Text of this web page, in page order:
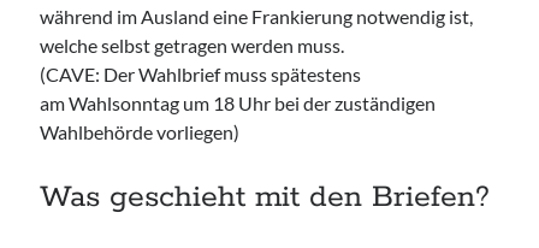
während im Ausland eine Frankierung notwendig ist,
welche selbst getragen werden muss.
(CAVE: Der Wahlbrief muss spätestens
am Wahlsonntag um 18 Uhr bei der zuständigen
Wahlbehörde vorliegen)
Was geschieht mit den Briefen?